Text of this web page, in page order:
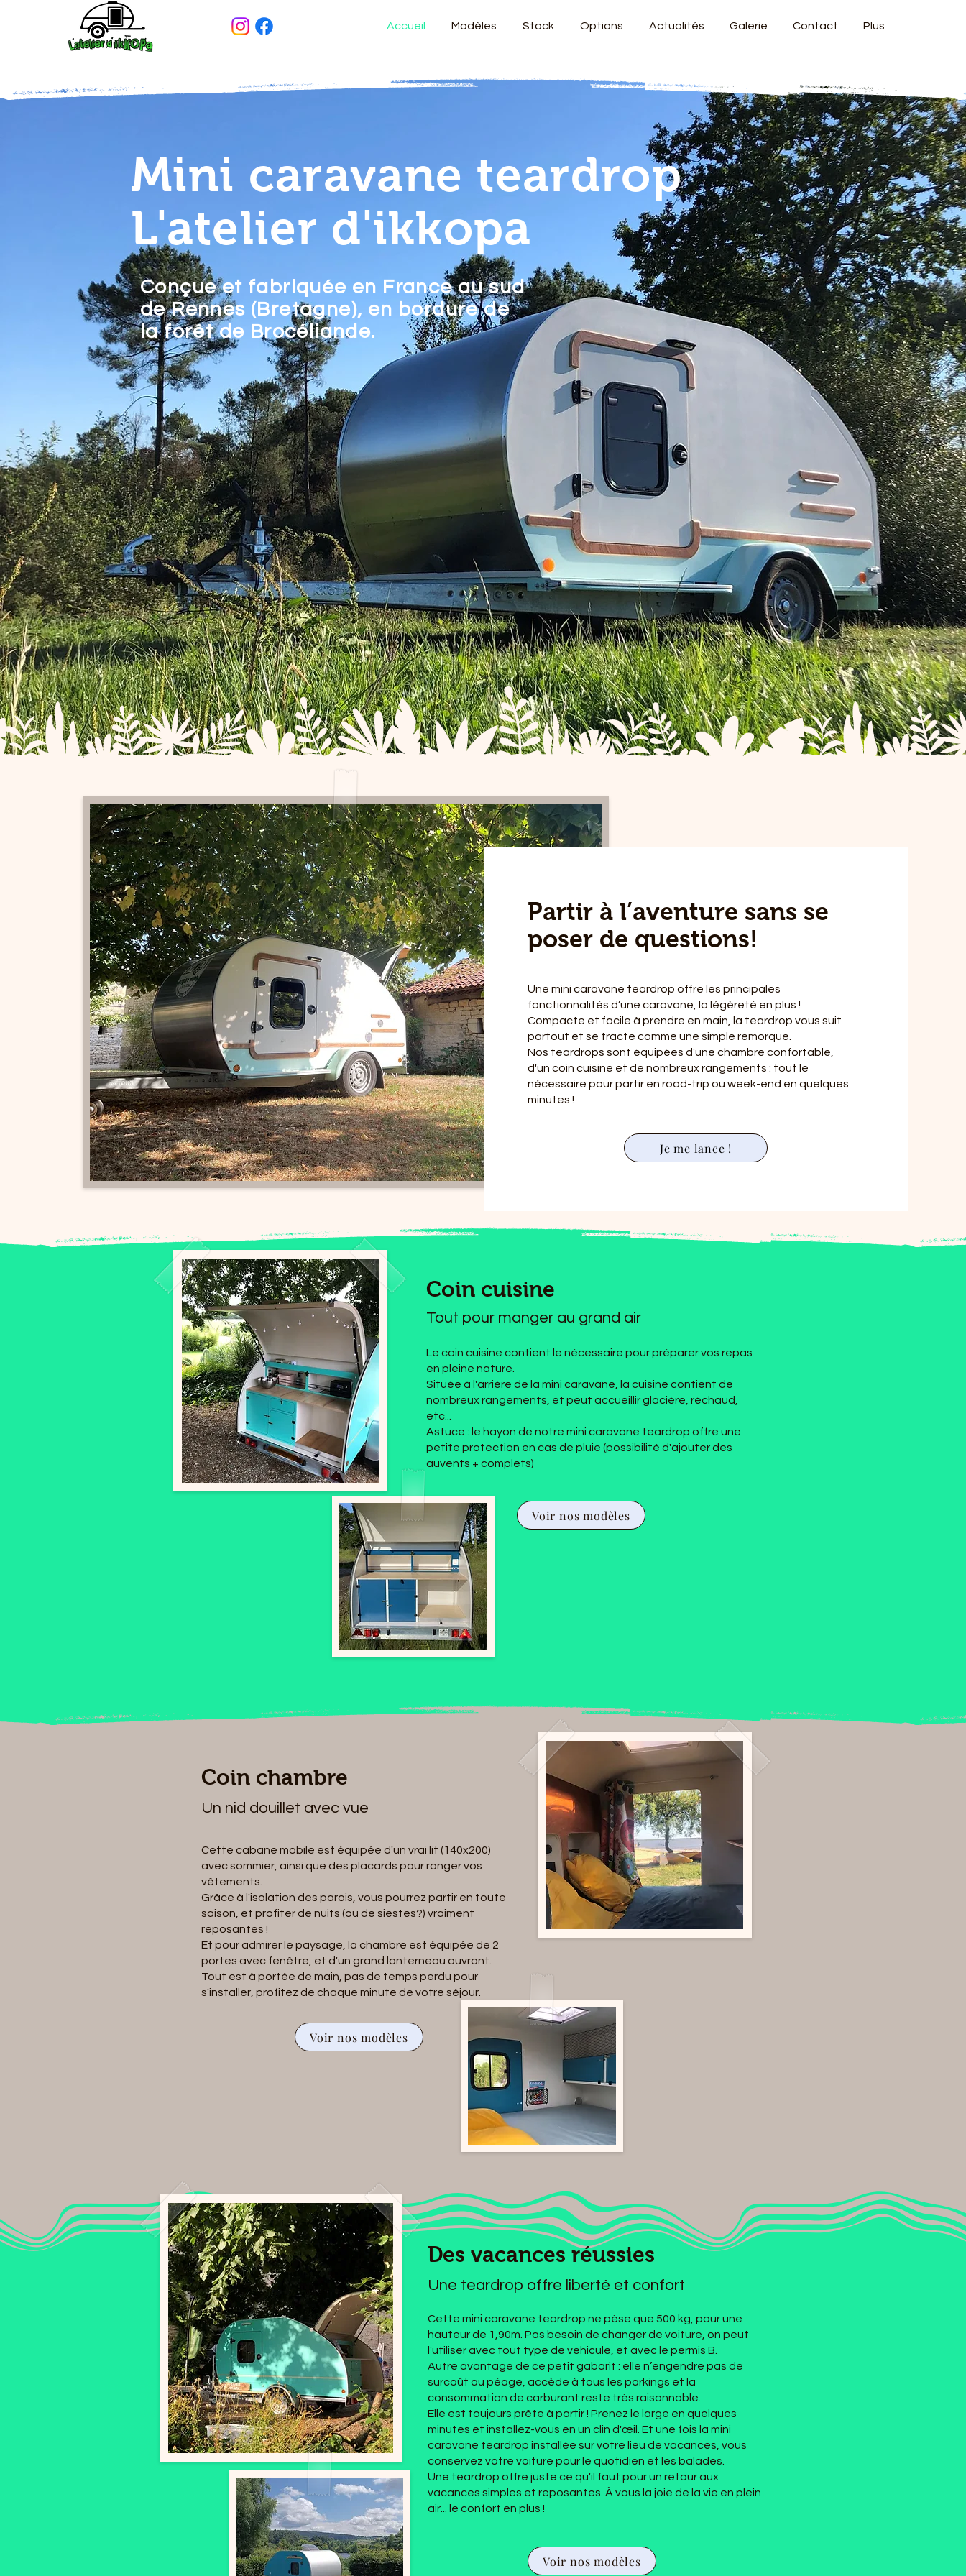
Accueil Modèles Stock Options Actualités Galerie Contact Plus
Mini caravane teardrop
L'atelier d'ikkopa
Conçue et fabriquée en France au sud
de Rennes (Bretagne), en bordure de
la forêt de Brocéliande.
Partir à l’aventure sans se
poser de questions!
Une mini caravane teardrop offre les principales
fonctionnalités d’une caravane, la légèreté en plus !
Compacte et facile à prendre en main, la teardrop vous suit
partout et se tracte comme une simple remorque.
Nos teardrops sont équipées d'une chambre confortable,
d'un coin cuisine et de nombreux rangements : tout le
nécessaire pour partir en road-trip ou week-end en quelques
minutes !
Je me lance !
Le coin cuisine contient le nécessaire pour préparer vos repas
en pleine nature.
Située à l'arrière de la mini caravane, la cuisine contient de
nombreux rangements, et peut accueillir glacière, réchaud,
etc...
Astuce : le hayon de notre mini caravane teardrop offre une
petite protection en cas de pluie (possibilité d'ajouter des
auvents + complets)
Tout pour manger au grand air
Coin cuisine
Voir nos modèles
Cette cabane mobile est équipée d'un vrai lit (140x200)
avec sommier, ainsi que des placards pour ranger vos
vêtements.
Grâce à l'isolation des parois, vous pourrez partir en toute
saison, et profiter de nuits (ou de siestes?) vraiment
reposantes !
Et pour admirer le paysage, la chambre est équipée de 2
portes avec fenêtre, et d'un grand lanterneau ouvrant.
Tout est à portée de main, pas de temps perdu pour
s'installer, profitez de chaque minute de votre séjour.
Un nid douillet avec vue
Coin chambre
Voir nos modèles
Cette mini caravane teardrop ne pèse que 500 kg, pour une
hauteur de 1,90m. Pas besoin de changer de voiture, on peut
l'utiliser avec tout type de véhicule, et avec le permis B.
Autre avantage de ce petit gabarit : elle n’engendre pas de
surcoût au péage, accède à tous les parkings et la
consommation de carburant reste très raisonnable.
Elle est toujours prête à partir ! Prenez le large en quelques
minutes et installez-vous en un clin d'œil. Et une fois la mini
caravane teardrop installée sur votre lieu de vacances, vous
conservez votre voiture pour le quotidien et les balades.
Une teardrop offre juste ce qu'il faut pour un retour aux
vacances simples et reposantes. À vous la joie de la vie en plein
air... le confort en plus !
Une teardrop offre liberté et confort
Des vacances réussies
Voir nos modèles